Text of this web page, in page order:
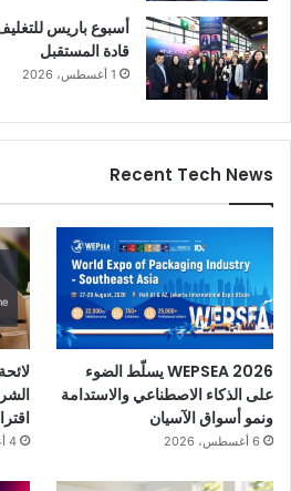
أسبوع باريس
قادة المستقبل
1 أغسطس، 2026
Recent Tech News
WEPSEA 2026 يسلّط الضوء
على الذكاء الاصطناعي والاستدامة
ونمو أسواق الآسيان
6 أغسطس، 2026 4 أغسطس، 2026